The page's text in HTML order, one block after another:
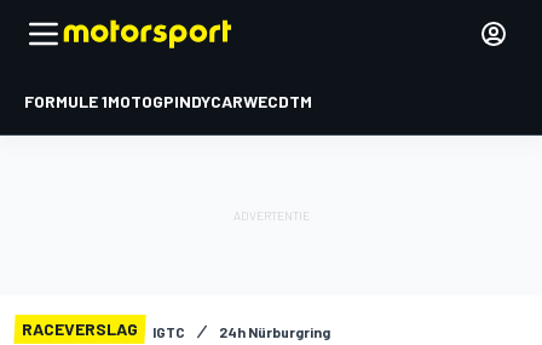
FORMULE 1MOTOGPINDYCARWECDTM
RACEVERSLAG IGTC 24h Nürburgring